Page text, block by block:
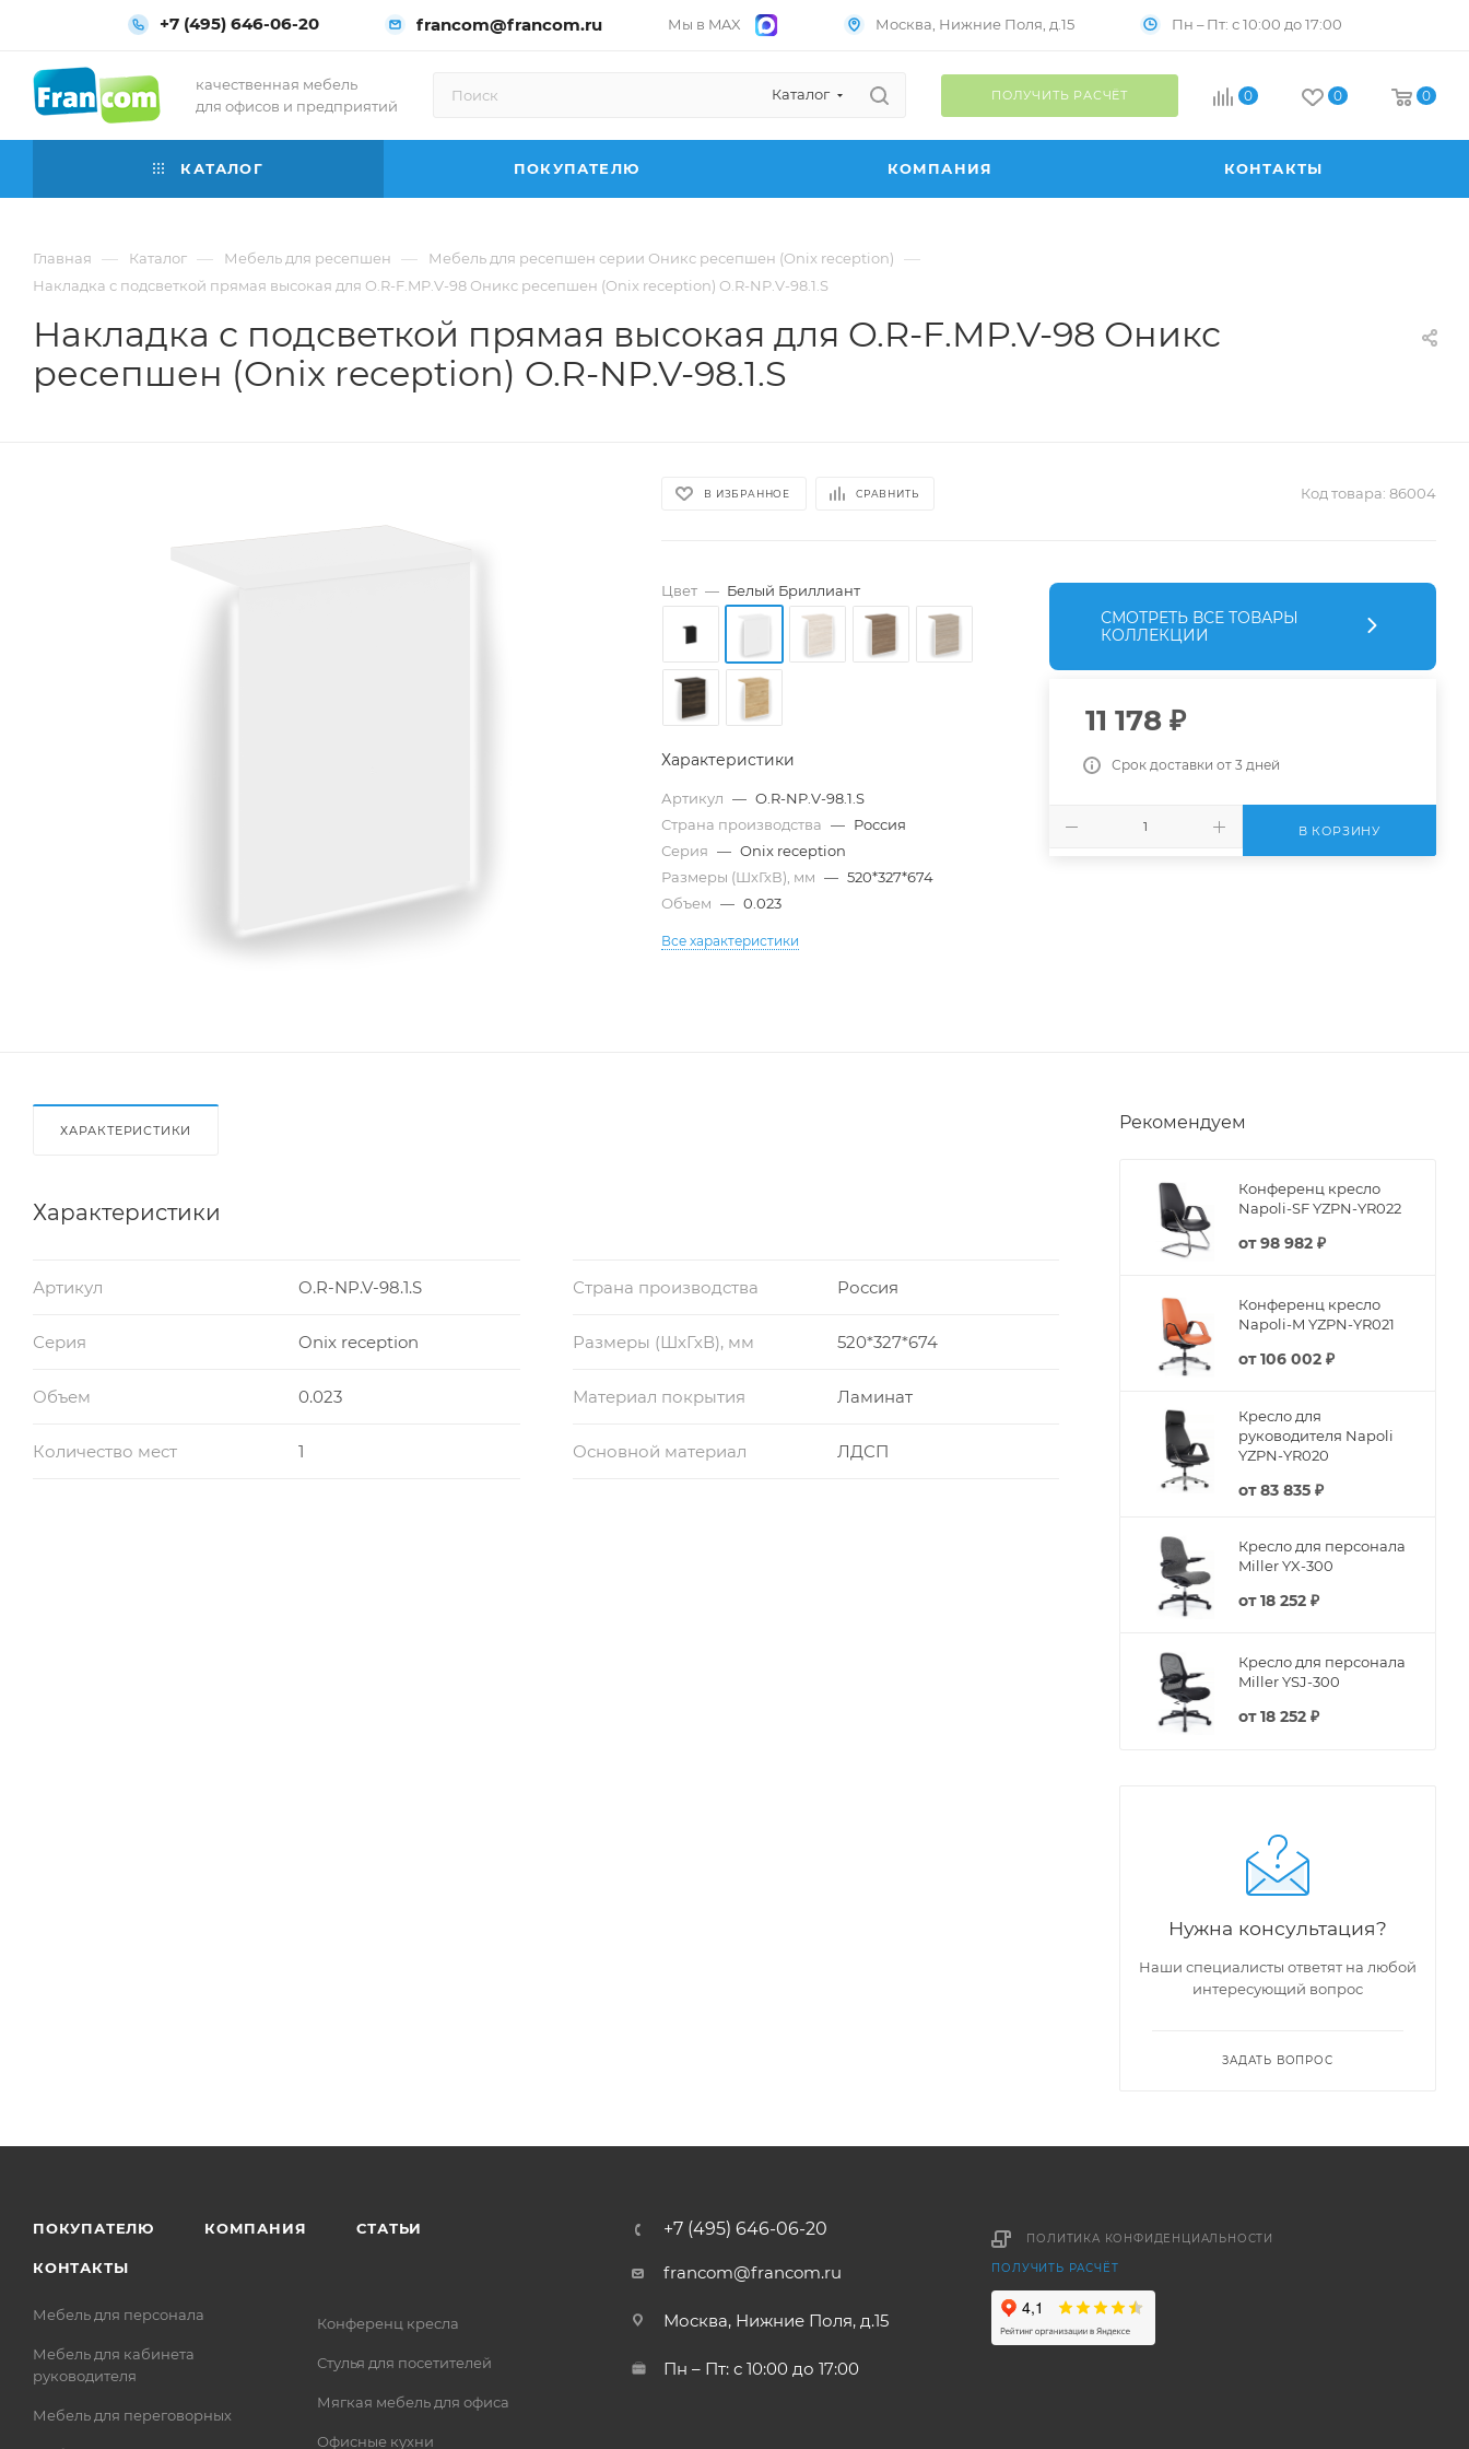
+7 (495) 646-06-20 francom@francom.ru Мы в MAX Москва, Нижние Поля, д.15 Пн – Пт: с 10:00 до 17:00
качественная мебель
для офисов и предприятий
Каталог ПОЛУЧИТЬ РАСЧЁТ 0 0 0
КАТАЛОГ ПОКУПАТЕЛЮ КОМПАНИЯ КОНТАКТЫ
Главная — Каталог — Мебель для ресепшен — Мебель для ресепшен серии Оникс ресепшен (Onix reception) —
Накладка с подсветкой прямая высокая для O.R-F.MP.V-98 Оникс ресепшен (Onix reception) O.R-NP.V-98.1.S
Накладка с подсветкой прямая высокая для O.R-F.MP.V-98 Оникс
ресепшен (Onix reception) O.R-NP.V-98.1.S
В ИЗБРАННОЕ СРАВНИТЬ Код товара: 86004
Цвет — Белый Бриллиант
Характеристики
Артикул — O.R-NP.V-98.1.S
Страна производства — Россия
Серия — Onix reception
Размеры (ШхГхВ), мм — 520*327*674
Объем — 0.023
Все характеристики
СМОТРЕТЬ ВСЕ ТОВАРЫ
КОЛЛЕКЦИИ
11 178₽
Срок доставки от 3 дней
В КОРЗИНУ
ХАРАКТЕРИСТИКИ
Характеристики
Артикул O.R-NP.V-98.1.S Страна производства Россия
Серия Onix reception Размеры (ШхГхВ), мм 520*327*674
Объем 0.023 Материал покрытия Ламинат
Количество мест 1 Основной материал ЛДСП
Рекомендуем
Конференц кресло
Napoli-SF YZPN-YR022
от98 982 ₽
Конференц кресло
Napoli-M YZPN-YR021
от106 002 ₽
Кресло для
руководителя Napoli
YZPN-YR020
от83 835 ₽
Кресло для персонала
Miller YX-300
от18 252 ₽
Кресло для персонала
Miller YSJ-300
от18 252 ₽
Нужна консультация?
Наши специалисты ответят на любой
интересующий вопрос
ЗАДАТЬ ВОПРОС
ПОКУПАТЕЛЮ КОМПАНИЯ СТАТЬИ
КОНТАКТЫ
Мебель для персонала
Мебель для кабинета
руководителя
Мебель для переговорных
Конференц кресла
Стулья для посетителей
Мягкая мебель для офиса
Офисные кухни
+7 (495) 646-06-20
francom@francom.ru
Москва, Нижние Поля, д.15
Пн – Пт: с 10:00 до 17:00
ПОЛИТИКА КОНФИДЕНЦИАЛЬНОСТИ
ПОЛУЧИТЬ РАСЧЁТ